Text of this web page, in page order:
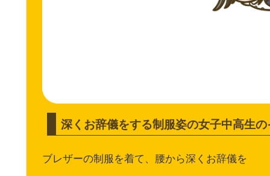
深くお辞儀をする制服姿の女子中高生
ブレザーの制服を着て、腰から深くお辞儀を